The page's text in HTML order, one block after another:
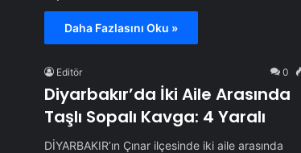
Daha Fazlasını Oku »
Editör 0
Diyarbakır’da İki Aile Arasında
Taşlı Sopalı Kavga: 4 Yaralı
DİYARBAKIR’ın Çınar ilçesinde iki aile arasında